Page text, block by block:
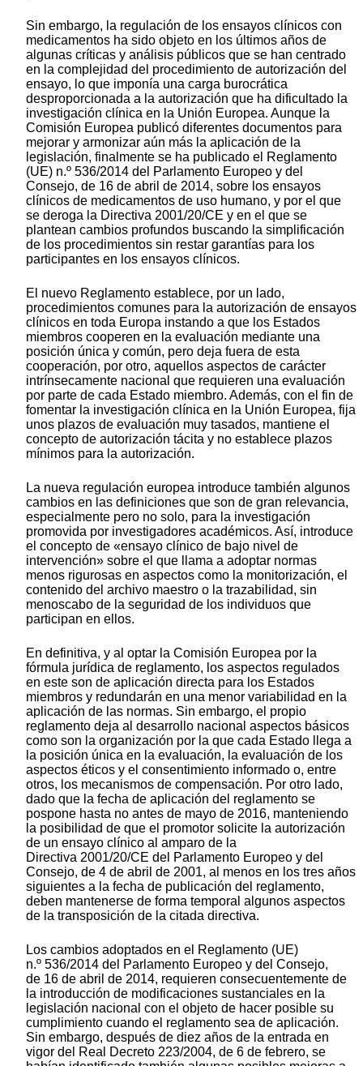
Sin embargo, la regulación de los ensayos clínicos con
medicamentos ha sido objeto en los últimos años de
algunas críticas y análisis públicos que se han centrado
en la complejidad del procedimiento de autorización del
ensayo, lo que imponía una carga burocrática
desproporcionada a la autorización que ha dificultado la
investigación clínica en la Unión Europea. Aunque la
Comisión Europea publicó diferentes documentos para
mejorar y armonizar aún más la aplicación de la
legislación, finalmente se ha publicado el Reglamento
(UE) n.º 536/2014 del Parlamento Europeo y del
Consejo, de 16 de abril de 2014, sobre los ensayos
clínicos de medicamentos de uso humano, y por el que
se deroga la Directiva 2001/20/CE y en el que se
plantean cambios profundos buscando la simplificación
de los procedimientos sin restar garantías para los
participantes en los ensayos clínicos.
El nuevo Reglamento establece, por un lado,
procedimientos comunes para la autorización de ensayos
clínicos en toda Europa instando a que los Estados
miembros cooperen en la evaluación mediante una
posición única y común, pero deja fuera de esta
cooperación, por otro, aquellos aspectos de carácter
intrínsecamente nacional que requieren una evaluación
por parte de cada Estado miembro. Además, con el fin de
fomentar la investigación clínica en la Unión Europea, fija
unos plazos de evaluación muy tasados, mantiene el
concepto de autorización tácita y no establece plazos
mínimos para la autorización.
La nueva regulación europea introduce también algunos
cambios en las definiciones que son de gran relevancia,
especialmente pero no solo, para la investigación
promovida por investigadores académicos. Así, introduce
el concepto de «ensayo clínico de bajo nivel de
intervención» sobre el que llama a adoptar normas
menos rigurosas en aspectos como la monitorización, el
contenido del archivo maestro o la trazabilidad, sin
menoscabo de la seguridad de los individuos que
participan en ellos.
En definitiva, y al optar la Comisión Europea por la
fórmula jurídica de reglamento, los aspectos regulados
en este son de aplicación directa para los Estados
miembros y redundarán en una menor variabilidad en la
aplicación de las normas. Sin embargo, el propio
reglamento deja al desarrollo nacional aspectos básicos
como son la organización por la que cada Estado llega a
la posición única en la evaluación, la evaluación de los
aspectos éticos y el consentimiento informado o, entre
otros, los mecanismos de compensación. Por otro lado,
dado que la fecha de aplicación del reglamento se
pospone hasta no antes de mayo de 2016, manteniendo
la posibilidad de que el promotor solicite la autorización
de un ensayo clínico al amparo de la
Directiva 2001/20/CE del Parlamento Europeo y del
Consejo, de 4 de abril de 2001, al menos en los tres años
siguientes a la fecha de publicación del reglamento,
deben mantenerse de forma temporal algunos aspectos
de la transposición de la citada directiva.
Los cambios adoptados en el Reglamento (UE)
n.º 536/2014 del Parlamento Europeo y del Consejo,
de 16 de abril de 2014, requieren consecuentemente de
la introducción de modificaciones sustanciales en la
legislación nacional con el objeto de hacer posible su
cumplimiento cuando el reglamento sea de aplicación.
Sin embargo, después de diez años de la entrada en
vigor del Real Decreto 223/2004, de 6 de febrero, se